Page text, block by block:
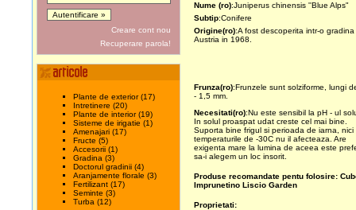
Creare cont nou
Recuperare parola!
Plante de exterior (17)
Intretinere (20)
Plante de interior (19)
Sisteme de irigatie (1)
Amenajari (17)
Fructe (5)
Accesorii (1)
Gradina (3)
Doctorul gradinii (4)
Aranjamente florale (3)
Fertilizant (17)
Seminte (3)
Turba (12)
Nume (ro):Juniperus chinensis ''Blue Alps"
Subtip:Conifere
Origine(ro):A fost descoperita intr-o gradina
Austria in 1968.
Frunza(ro):Frunzele sunt solziforme, lungi
- 1,5 mm.
Necesitati(ro):Nu este sensibil la pH - ul
In solul proaspat udat creste cel mai bine.
Suporta bine frigul si perioada de iarna, nici
temperaturile de -30C nu il afecteaza. Are
exigenta mare la lumina de aceea este
sa-i alegem un loc insorit.
Produse recomandate pentu folosire:
Imprunetino Liscio Garden
Proprietati: